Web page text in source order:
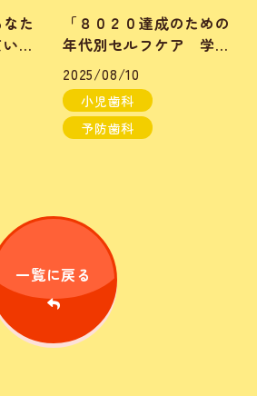
た
る
」
「８０２０達成のための
年代別セルフケア 学童
期について①」
2025/08/10
小児歯科
予防歯科
一覧に戻る